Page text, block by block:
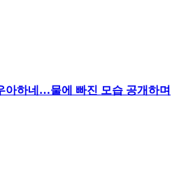
아하네…물에 빠진 모습 공개하며